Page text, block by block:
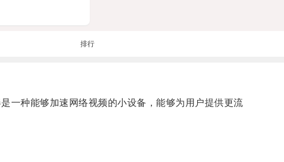
排行
种能够加速网络视频的小设备，能够为用户提供更流